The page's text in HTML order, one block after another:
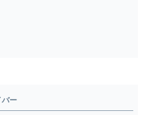
バー